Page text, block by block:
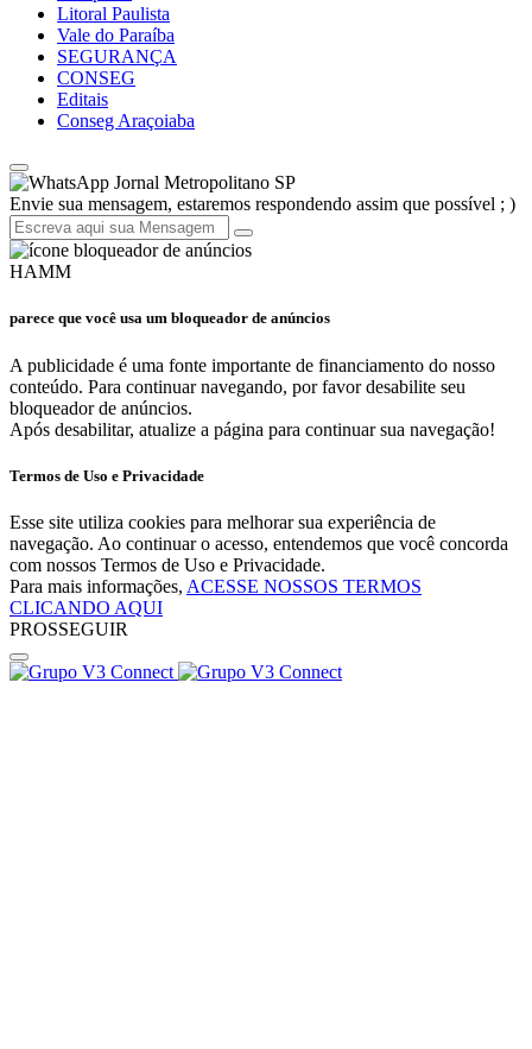
Litoral Paulista
Vale do Paraíba
SEGURANÇA
CONSEG
Editais
Conseg Araçoiaba
Jornal Metropolitano SP
Envie sua mensagem, estaremos respondendo assim que possível ; )
HAMM
parece que você usa um bloqueador de anúncios
A publicidade é uma fonte importante de financiamento do nosso
conteúdo. Para continuar navegando, por favor desabilite seu
bloqueador de anúncios.
Após desabilitar, atualize a página para continuar sua navegação!
Termos de Uso e Privacidade
Esse site utiliza cookies para melhorar sua experiência de
navegação. Ao continuar o acesso, entendemos que você concorda
com nossos Termos de Uso e Privacidade.
Para mais informações, ACESSE NOSSOS TERMOS
CLICANDO AQUI
PROSSEGUIR